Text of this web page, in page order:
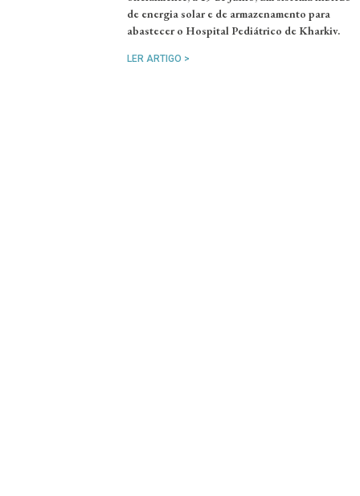
de energia solar e de armazenamento para
abastecer o Hospital Pediátrico de Kharkiv.
LER ARTIGO >